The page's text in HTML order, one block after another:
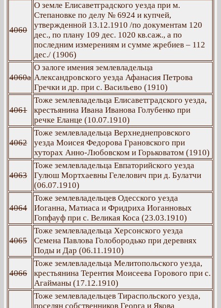
4060
О земле Елисаветградского уезда при м.
Степановке по делу № 6924 и купчей,
утвержденной 13.12.1910 /по документам 120
дес., по плану 109 дес. 1020 кв.саж., а по
последним измерениям и сумме жребиев – 112
дес./ (1906)
4060а
О залоге имения землевладельца
Александровского уезда Афанасия Петрова
Гречки и др. при с. Васильево (1910)
4061
Тоже землевладельца Елисаветградского уезда,
крестьянина Ивана Иванова Голубенко при
речке Еланце (10.07.1910)
4062
Тоже землевладельца Верхнеднепровского
уезда Моисея Федорова Грановского при
хуторах Анно-Любовском и Горьковатом (1910)
4063
Тоже землевладельца Евпаторийского уезда
Гулюш Мортхаевны Гелелович при д. Булатчи
(06.07.1910)
4064
Тоже землевладельцев Одесского уезда
Иоганна, Матиаса и Фридриха Иоганновых
Гопфауф при с. Великая Коса (23.03.1910)
4065
Тоже землевладельца Херсонского уезда
Семена Павлова Голобородько при деревнях
Поды и Дар (06.11.1910)
4066
Тоже землевладельца Мелитопольского уезда,
крестьянина Терентия Моисеева Горового при с.
Агайманы (17.12.1910)
Тоже землевладельцев Тираспольского уезда,
поселян собственников Георга и Якова